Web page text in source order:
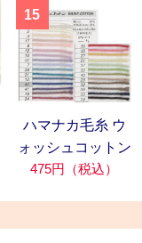
15
ハマナカ毛糸 ウ
ォッシュコットン
475円（税込）